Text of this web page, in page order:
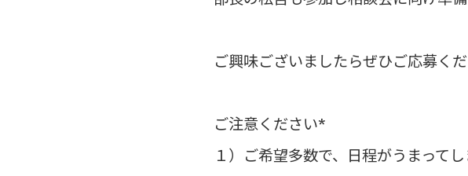
ご興味ございましたらぜひご応募くだ
ご注意ください*
１）ご希望多数で、日程がうまって